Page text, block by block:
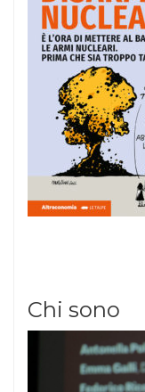
Chi sono